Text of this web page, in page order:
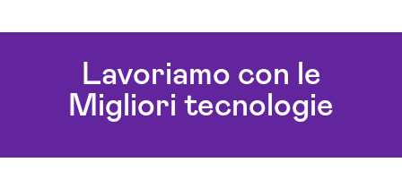
Lavoriamo con le
Migliori tecnologie